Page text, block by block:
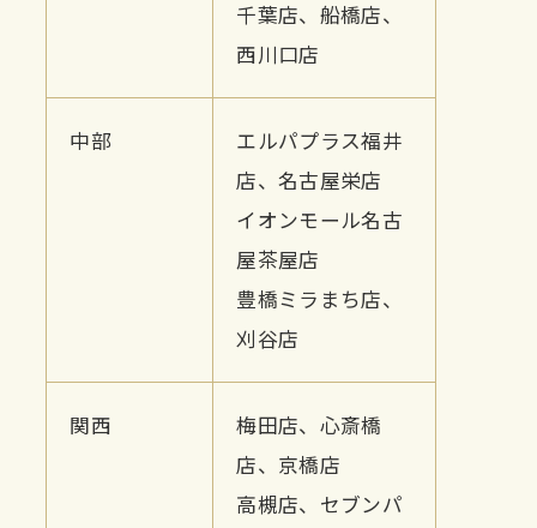
千葉店、 船橋店、
西川口店
中部
エルパプラス福井
店、名古屋栄店
イオンモール名古
屋茶屋店
豊橋ミラまち店、
刈谷店
関西 梅田店、 心斎橋
店、 京橋店
高槻店、 セブンパ